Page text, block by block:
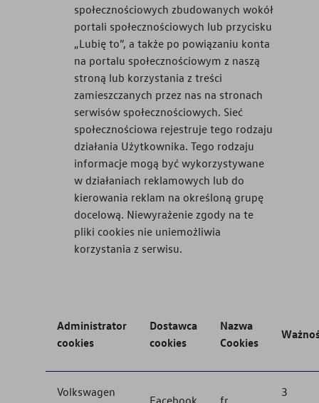
społecznościowych zbudowanych wokół
portali społecznościowych lub przycisku
„Lubię to”, a także po powiązaniu konta
na portalu społecznościowym z naszą
stroną lub korzystania z treści
zamieszczanych przez nas na stronach
serwisów społecznościowych. Sieć
społecznościowa rejestruje tego rodzaju
działania Użytkownika. Tego rodzaju
informacje mogą być wykorzystywane
w działaniach reklamowych lub do
kierowania reklam na określoną grupę
docelową. Niewyrażenie zgody na te
pliki cookies nie uniemożliwia
korzystania z serwisu.
Administrator
cookies
Dostawca
cookies
Nazwa
Cookies
Volkswagen
Facebook fr
3